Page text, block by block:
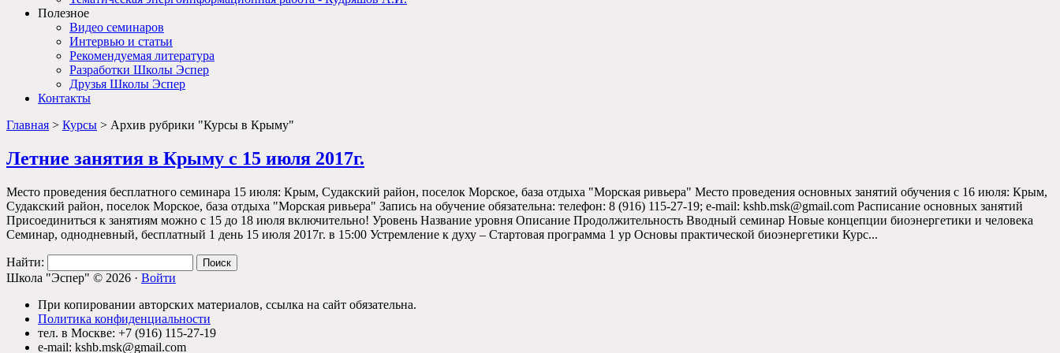
Полезное
Видео семинаров
Интервью и статьи
Рекомендуемая литература
Разработки Школы Эспер
Друзья Школы Эспер
Контакты
Главная > Курсы > Архив рубрики "Курсы в Крыму"
Летние занятия в Крыму с 15 июля 2017г.
Место проведения бесплатного семинара 15 июля: Крым, Судакский район, поселок Морское, база отдыха "Морская ривьера" Место проведения основных занятий обучения с 16 июля: Крым,
Судакский район, поселок Морское, база отдыха "Морская ривьера" Запись на обучение обязательна: телефон: 8 (916) 115-27-19; e-mail: kshb.msk@gmail.com Расписание основных занятий
Присоединиться к занятиям можно с 15 до 18 июля включительно! Уровень Название уровня Описание Продолжительность Вводный семинар Новые концепции биоэнергетики и человека
Семинар, однодневный, бесплатный 1 день 15 июля 2017г. в 15:00 Устремление к духу – Стартовая программа 1 ур Основы практической биоэнергетики Курс...
Найти:
Школа "Эспер" © 2026 · Войти
При копировании авторских материалов, ссылка на сайт обязательна.
Политика конфиденциальности
тел. в Москве: +7 (916) 115-27-19
e-mail: kshb.msk@gmail.com